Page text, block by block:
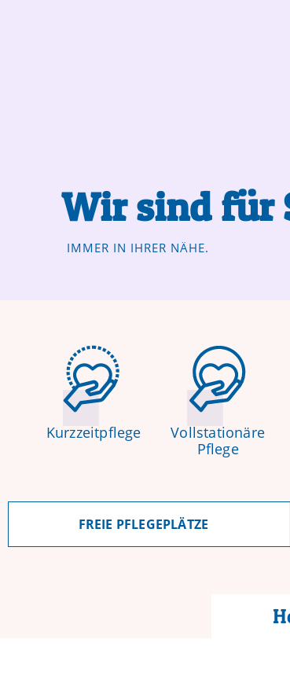
Wir sind für
IMMER IN IHRER NÄHE.
Kurzzeitpflege
Vollstationäre
Pflege
FREIE PFLEGEPLÄTZE